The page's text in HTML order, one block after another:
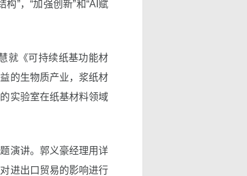
”，“加强创新”和“AI赋
就《可持续纸基功能材
的生物质产业，浆纸材
实验室在纸基材料领域
演讲。郭义豪经理用详
进出口贸易的影响进行